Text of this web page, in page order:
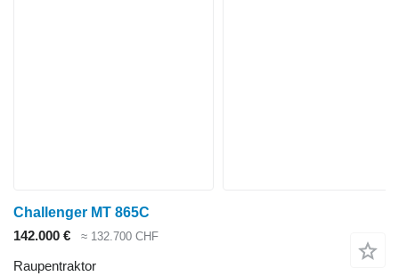
Challenger MT 865C
142.000 €
≈ 132.700 CHF
Raupentraktor